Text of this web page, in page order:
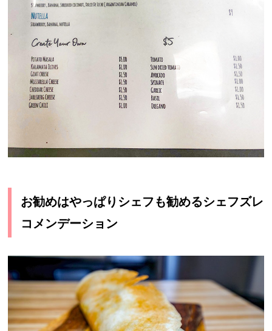
お勧めはやっぱりシェフも勧めるシェフズレ
コメンデーション